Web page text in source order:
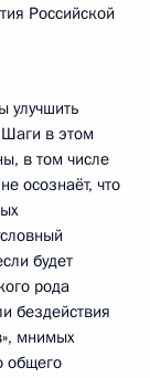
Российской
улучшить
в этом
в том числе
осознаёт, что
будет
рода
бездействия
мнимых
общего